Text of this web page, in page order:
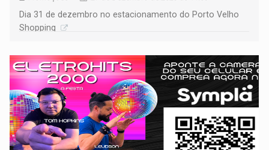
Dia 31 de dezembro no estacionamento do Porto Velho
Shopping